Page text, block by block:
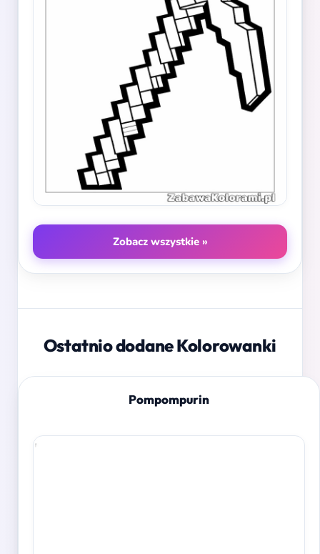
Zobacz wszystkie »
Ostatnio dodane Kolorowanki
Pompompurin